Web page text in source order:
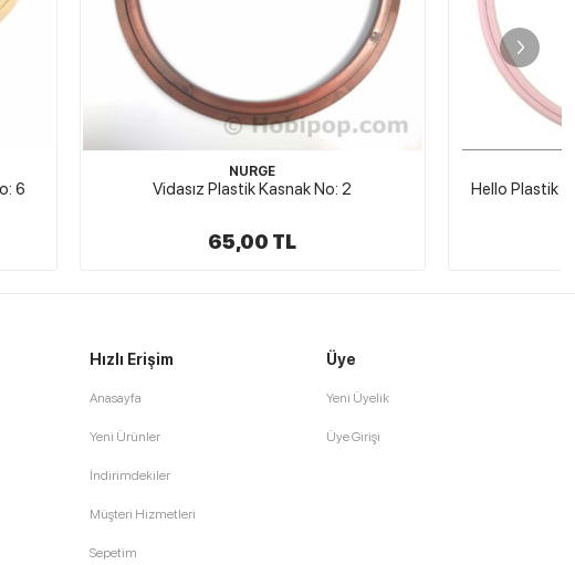
Kasnak No: 2 Hello Plastik Pembe Nakış Kasnağı 24 cm
Hızlı Erişim
Anasayfa
Yeni Ürünler
İndirimdekiler
Müşteri Hizmetleri
Sepetim
Üye
Yeni Üyelik
Üye Girişi